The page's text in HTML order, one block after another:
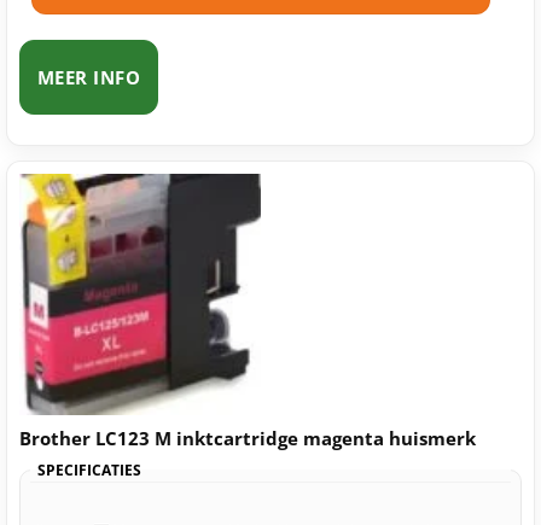
MEER INFO
Brother LC123 M inktcartridge magenta huismerk
SPECIFICATIES